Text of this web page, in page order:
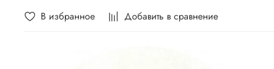
В избранное Добавить в сравнение